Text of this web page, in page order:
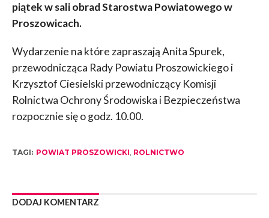
piątek w sali obrad Starostwa Powiatowego w
Proszowicach.
Wydarzenie na które zapraszają Anita Spurek,
przewodnicząca Rady Powiatu Proszowickiego i
Krzysztof Ciesielski przewodniczący Komisji
Rolnictwa Ochrony Środowiska i Bezpieczeństwa
rozpocznie się o godz. 10.00.
TAGI: POWIAT PROSZOWICKI, ROLNICTWO
DODAJ KOMENTARZ